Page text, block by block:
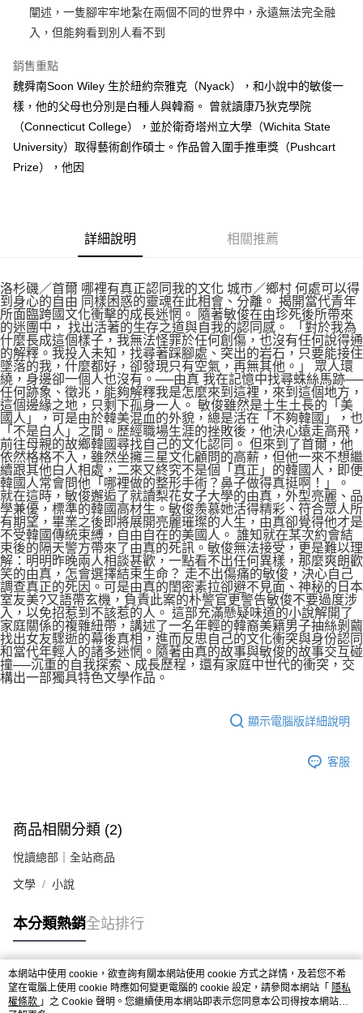
每筆NT$60，滿NT$499(含以上)免運費
宅配
每筆NT$100，滿NT$499(含以上)免運費
闡述，一隻腳牢牢地紮在兩個不同的世界中，永遠無法完全融
入，但能夠看到別人看不到
銷售重點
魏舜南Soon Wiley 生於紐約奈雅克（Nyack），和小說中的敏俊一
樣，他的父母也分別是白種人與韓裔。 曾就讀康乃狄克學院
（Connecticut College），並於衛奇塔州立大學（Wichita State
University）取得藝術創作碩士。作品曾入圍手推車獎（Pushcart
Prize），他因
詳細說明 相關推薦
洛杉磯／首爾 哪裡有真正認同我的文化 城市／鄉村 何處可以得
到身心的自由 同樣困惑的靈魂在此相會、分離。 揭開當代青年
所面臨跨國文化衝擊的成長迷惘。 隨著敏俊在由珍死後所帶來
的迷團中， 找出活著的生存之道與自我的認同感。 「對於我為
什麼長成這個樣子，我無法怪罪於任何創傷，也沒有任何說得通
的解釋。我投入未知，找尋著踩腳處、突出的岩石，只要能接住
墜落的我，什麼都好，卻發現只有空氣，再無其他。」 眾人環
繞，身邊卻一個人也沒有。──由真 我在記憶中找尋蛛絲馬跡──
任何跡象、徵兆，能夠解釋我是怎麼來到這裡，來到這個地方，
這個邊緣之地，只剩下孤身一人。 敏俊雖然是土生土長的「美
國人」，可是由於韓美混血的外貌，總是活在「不夠韓國」，也
「不是白人」之間。歷經職場生涯的挫敗後，他決心遠走高飛，
前往母親的故鄉韓國尋找自己的文化認同。 但來到了首爾，他
依然格格不入，雖然坐擁三星文化顧問的高薪，但他一來不想繼
續跟其他白人相處，二來又終究不是個「真正」的韓國人，即便
韓國人常會問他「哪裡做的整形手術？鼻子做得真挺啊！」。
就在這時，敏俊邂逅了就讀梨花女子大學的由真，外型亮麗、品
學兼優，標準的韓國高材生。敏俊羨慕她活得精彩、符合眾人所
有期望，畢業之後即將展開亮麗璀璨的人生，由真卻覺得他才是
不受韓國傳統束縛，自由自在的美國人。 誰知就在某次約會結
束後的隔天警方帶來了由真的死訊。敏俊無法接受，更是難以理
解：明明昨晚兩人相談甚歡，一點看不出任何異樣，那麼爽朗歡
笑的由真，怎會選擇結束生命？ 走不出傷痛的敏俊，決心自己
調查真正的死因。可是由真的閨密素拉卻避不見面、神秘的日本
室友美?又語帶玄機，負責此案的朴警官更警告敏俊不要過度涉
入，以免招惹到不該惹的人。 這部充滿懸疑味道的小說解開了
家庭關係的複雜紐帶，講述了一名年輕的韓裔美籍男子抽絲剝繭
找出女友驟逝的幕後真相，進而反思自己的文化衝突與身份認同
和當代年輕人的諸多迷惘。隨著由真的故事與敏俊的故事交互碰
撞──沉重的自我探索、成長歷程，還有家庭中世代的衝突，交
構出一部獨具特色文學作品。
顯示電腦版詳細說明
客服
商品相關分類 (2)
悅讀總部｜全站商品
文學 小說
本分類熱銷全站排行
熱門標籤
本網站中使用 cookie，欲查詢有關本網站使用 cookie 方式之詳情，及若您不希
望在電腦上使用 cookie 時應如何變更電腦的 cookie 設定，請參閱本網站「 隱私
權條款 」之 Cookie 聲明。您繼續使用本網站即表示您同意本公司得按本網站使